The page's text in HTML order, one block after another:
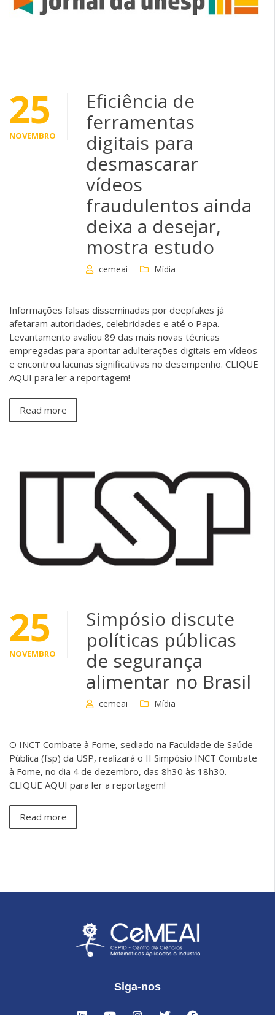
25
NOVEMBRO
Eficiência de
ferramentas
digitais para
desmascarar
vídeos
fraudulentos ainda
deixa a desejar,
mostra estudo
cemeai Mídia
Informações falsas disseminadas por deepfakes já
afetaram autoridades, celebridades e até o Papa.
Levantamento avaliou 89 das mais novas técnicas
empregadas para apontar adulterações digitais em vídeos
e encontrou lacunas significativas no desempenho. CLIQUE
AQUI para ler a reportagem!
Read more
25
NOVEMBRO
Simpósio discute
políticas públicas
de segurança
alimentar no Brasil
cemeai Mídia
O INCT Combate à Fome, sediado na Faculdade de Saúde
Pública (fsp) da USP, realizará o II Simpósio INCT Combate
à Fome, no dia 4 de dezembro, das 8h30 às 18h30.
CLIQUE AQUI para ler a reportagem!
Read more
Siga-nos